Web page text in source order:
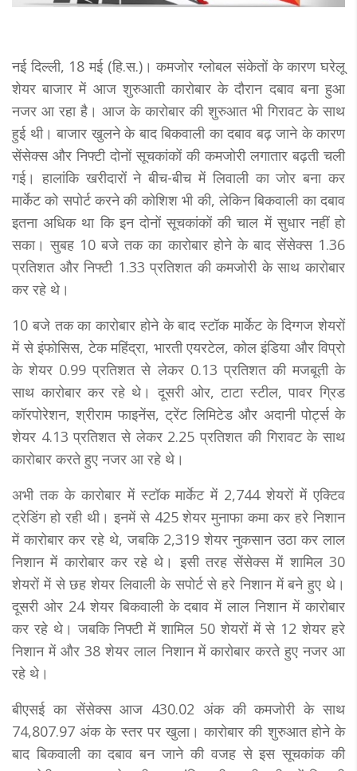
नई दिल्ली, 18 मई (हि.स.)। कमजोर ग्लोबल संकेतों के कारण घरेलू
शेयर बाजार में आज शुरुआती कारोबार के दौरान दबाव बना हुआ
नजर आ रहा है। आज के कारोबार की शुरुआत भी गिरावट के साथ
हुई थी। बाजार खुलने के बाद बिकवाली का दबाव बढ़ जाने के कारण
सेंसेक्स और निफ्टी दोनों सूचकांकों की कमजोरी लगातार बढ़ती चली
गई। हालांकि खरीदारों ने बीच-बीच में लिवाली का जोर बना कर
मार्केट को सपोर्ट करने की कोशिश भी की, लेकिन बिकवाली का दबाव
इतना अधिक था कि इन दोनों सूचकांकों की चाल में सुधार नहीं हो
सका। सुबह 10 बजे तक का कारोबार होने के बाद सेंसेक्स 1.36
प्रतिशत और निफ्टी 1.33 प्रतिशत की कमजोरी के साथ कारोबार
कर रहे थे।
10 बजे तक का कारोबार होने के बाद स्टॉक मार्केट के दिग्गज शेयरों
में से इंफोसिस, टेक महिंद्रा, भारती एयरटेल, कोल इंडिया और विप्रो
के शेयर 0.99 प्रतिशत से लेकर 0.13 प्रतिशत की मजबूती के
साथ कारोबार कर रहे थे। दूसरी ओर, टाटा स्टील, पावर ग्रिड
कॉरपोरेशन, श्रीराम फाइनेंस, ट्रेंट लिमिटेड और अदानी पोर्ट्स के
शेयर 4.13 प्रतिशत से लेकर 2.25 प्रतिशत की गिरावट के साथ
कारोबार करते हुए नजर आ रहे थे।
अभी तक के कारोबार में स्टॉक मार्केट में 2,744 शेयरों में एक्टिव
ट्रेडिंग हो रही थी। इनमें से 425 शेयर मुनाफा कमा कर हरे निशान
में कारोबार कर रहे थे, जबकि 2,319 शेयर नुकसान उठा कर लाल
निशान में कारोबार कर रहे थे। इसी तरह सेंसेक्स में शामिल 30
शेयरों में से छह शेयर लिवाली के सपोर्ट से हरे निशान में बने हुए थे।
दूसरी ओर 24 शेयर बिकवाली के दबाव में लाल निशान में कारोबार
कर रहे थे। जबकि निफ्टी में शामिल 50 शेयरों में से 12 शेयर हरे
निशान में और 38 शेयर लाल निशान में कारोबार करते हुए नजर आ
रहे थे।
बीएसई का सेंसेक्स आज 430.02 अंक की कमजोरी के साथ
74,807.97 अंक के स्तर पर खुला। कारोबार की शुरुआत होने के
बाद बिकवाली का दबाव बन जाने की वजह से इस सूचकांक की